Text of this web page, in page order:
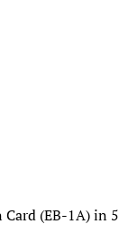
(EB-1A) in 5